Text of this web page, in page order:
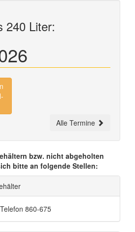
240 Liter:
Alle Termine
bzw. nicht abgeholten
bitte an folgende Stellen:
860-675